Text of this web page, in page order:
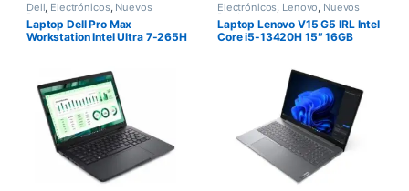
Dell, Electrónicos, Nuevos
Productos
Laptop Dell Pro Max
Workstation Intel Ultra 7-265H
Electrónicos, Lenovo, Nuevos
Productos
Laptop Lenovo V15 G5 IRL Intel
Core i5-13420H 15″ 16GB